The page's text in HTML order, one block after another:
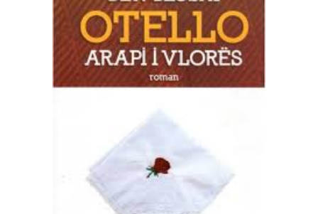
SHTOJE NË SHPORTË